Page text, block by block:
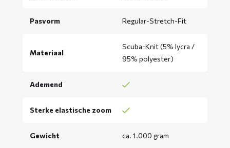
Pasvorm Regular-Stretch-Fit
Materiaal
Scuba-Knit (5% lycra /
95% polyester)
Ademend
Sterke elastische zoom
Gewicht ca. 1.000 gram